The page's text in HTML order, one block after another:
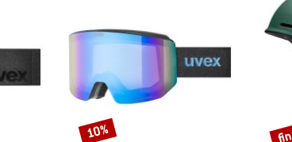
Sconto
10%